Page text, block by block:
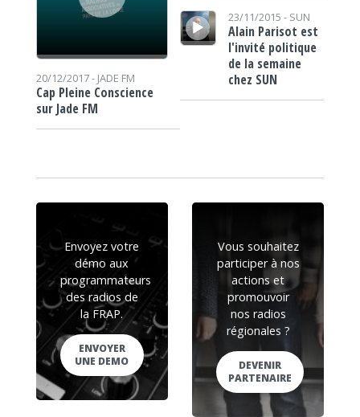
20/12/2017 - JADE FM
Cap Pleine Conscience
sur Jade FM
Lecteur audio
23/11/2015 - SUN
Alain Parisot est
l'invité politique
de la semaine
chez SUN
Envoyez votre
démo aux
programmateurs
des radios de
la FRAP.
ENVOYER
UNE DEMO
Vous souhaitez
participer à nos
actions et
promouvoir
nos radios
régionales ?
DEVENIR
PARTENAIRE